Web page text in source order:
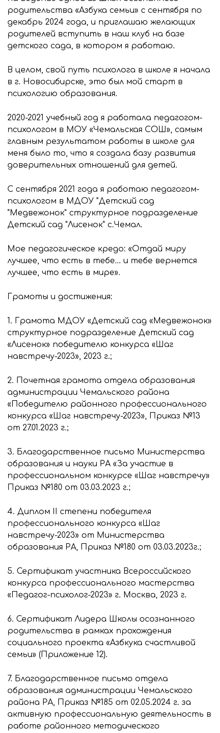
родительства «Азбука семьи» с сентября по
декабрь 2024 года, и приглашаю желающих
родителей вступить в наш клуб на базе
детского сада, в котором я работаю.
В целом, свой путь психолога в школе я начала
в г. Новосибирске, это был мой старт в
психологию образования.
2020-2021 учебный год я работала педагогом-
психологом в МОУ «Чемальская СОШ», самым
главным результатом работы в школе для
меня было то, что я создала базу развития
доверительных отношений для детей.
С сентября 2021 года я работаю педагогом-
психологом в МДОУ "Детский сад
"Медвежонок" структурное подразделение
Детский сад "Лисенок" с.Чемал.
Мое педагогическое кредо: «Отдай миру
лучшее, что есть в тебе... и тебе вернется
лучшее, что есть в мире».
Грамоты и достижения:
1. Грамота МДОУ «Детский сад «Медвежонок»
структурное подразделение Детский сад
«Лисенок» победителю конкурса «Шаг
навстречу-2023», 2023 г.;
2. Почетная грамота отдела образования
администрации Чемальского района
«Победителю районного профессионального
конкурса «Шаг навстречу-2023», Приказ №13
от 27.01.2023 г.;
3. Благодарственное письмо Министерства
образования и науки РА «За участие в
профессиональном конкурсе «Шаг навстречу»
Приказ №180 от 03.03.2023 г.;
4. Диплом II степени победителя
профессионального конкурса «Шаг
навстречу-2023» от Министерства
образования РА, Приказ №180 от 03.03.2023г.;
5. Сертификат участника Всероссийского
конкурса профессионального мастерства
«Педагог-психолог-2023» г. Москва, 2023 г.
6. Сертификат Лидера Школы осознанного
родительства в рамках прохождения
социального проекта «Азбкука счастливой
семьи» (Приложение 12).
7. Благодарственное письмо отдела
образования администрации Чемальского
района РА, Приказ №185 от 02.05.2024 г. за
активную профессиональную деятельность в
работе районного методического